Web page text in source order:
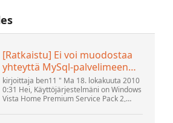
[Ratkaistu] Ei voi muodostaa
yhteyttä MySql-palvelimeen
localhostilla (10061) (Näytä
aihe) * Apache OpenOffice -
yhteisöfoorumi
kirjoittaja ben11 " Ma 18. lokakuuta 2010
0:31 Hei, Käyttöjärjestelmäni on Windows
Vista Home Premium Service Pack 2,
tietokannan versioon 5.1. Käynnistin